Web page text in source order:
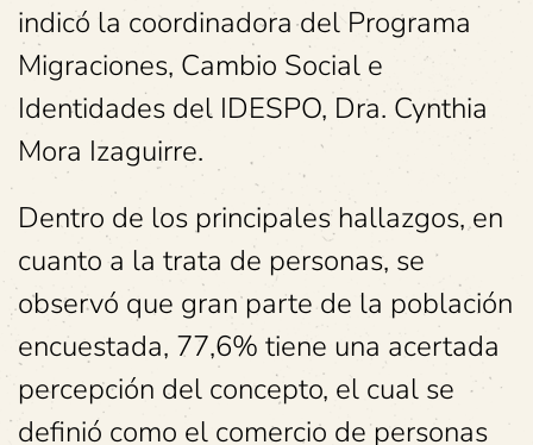
indicó la coordinadora del Programa
Migraciones, Cambio Social e
Identidades del IDESPO, Dra. Cynthia
Mora Izaguirre.
Dentro de los principales hallazgos, en
cuanto a la trata de personas, se
observó que gran parte de la población
encuestada, 77,6% tiene una acertada
percepción del concepto, el cual se
definió como el comercio de personas